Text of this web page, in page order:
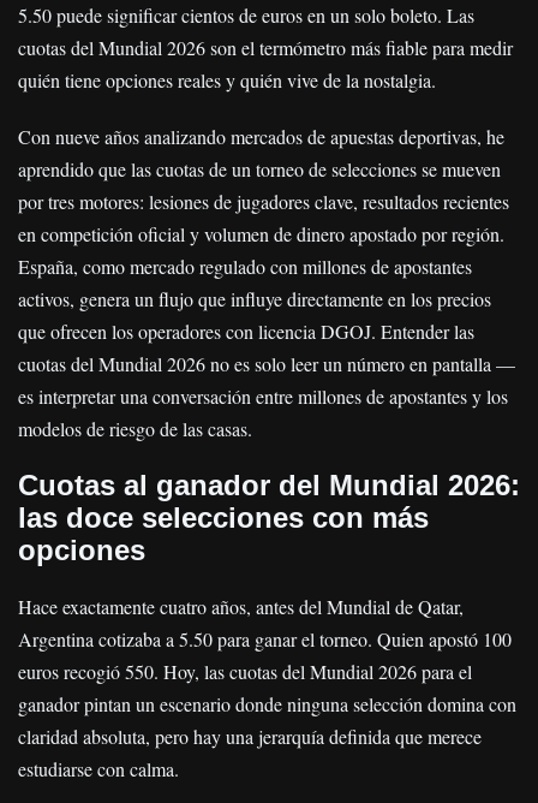
5.50 puede significar cientos de euros en un solo boleto. Las
cuotas del Mundial 2026 son el termómetro más fiable para medir
quién tiene opciones reales y quién vive de la nostalgia.
Con nueve años analizando mercados de apuestas deportivas, he
aprendido que las cuotas de un torneo de selecciones se mueven
por tres motores: lesiones de jugadores clave, resultados recientes
en competición oficial y volumen de dinero apostado por región.
España, como mercado regulado con millones de apostantes
activos, genera un flujo que influye directamente en los precios
que ofrecen los operadores con licencia DGOJ. Entender las
cuotas del Mundial 2026 no es solo leer un número en pantalla —
es interpretar una conversación entre millones de apostantes y los
modelos de riesgo de las casas.
Cuotas al ganador del Mundial 2026:
las doce selecciones con más
opciones
Hace exactamente cuatro años, antes del Mundial de Qatar,
Argentina cotizaba a 5.50 para ganar el torneo. Quien apostó 100
euros recogió 550. Hoy, las cuotas del Mundial 2026 para el
ganador pintan un escenario donde ninguna selección domina con
claridad absoluta, pero hay una jerarquía definida que merece
estudiarse con calma.